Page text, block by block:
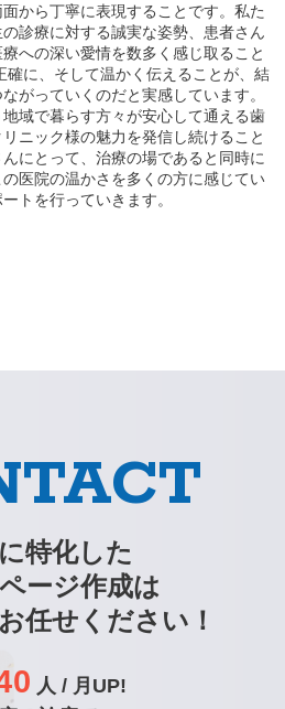
から丁寧に表現することです。私た
診療に対する誠実な姿勢、患者さん
への深い愛情を数多く感じ取ること
確に、そして温かく伝えることが、結
がっていくのだと実感しています。
域で暮らす方々が安心して通える歯
ニック様の魅力を発信し続けること
にとって、治療の場であると同時に
医院の温かさを多くの方に感じてい
トを行っていきます。
特化した
ージ作成は
任せください！
人 / 月UP!